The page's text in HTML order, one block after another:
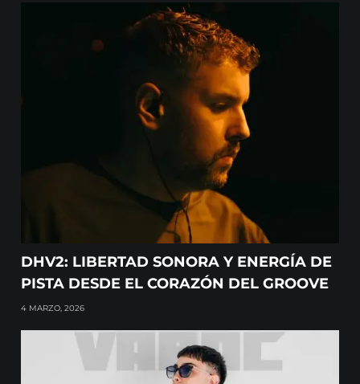
DHV2: LIBERTAD SONORA Y ENERGÍA DE
PISTA DESDE EL CORAZÓN DEL GROOVE
4 MARZO, 2026